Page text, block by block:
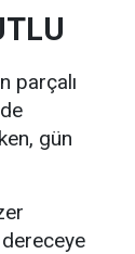
parçalı
gün